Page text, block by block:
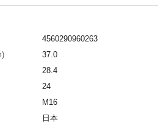
4560290960263
37.0
28.4
24
M16
日本